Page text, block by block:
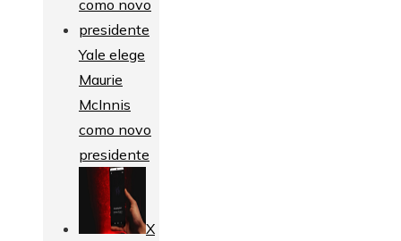
Yale elege
Maurie
McInnis
como novo
presidente
X